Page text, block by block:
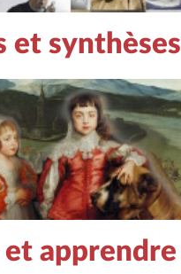
et synthèses
et apprendre